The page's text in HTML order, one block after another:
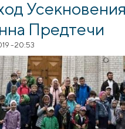
Предтечи
- 20:53